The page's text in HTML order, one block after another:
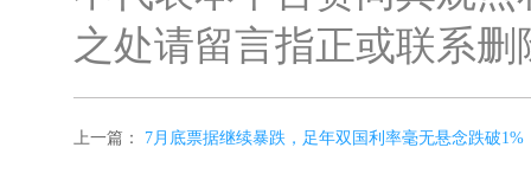
之处请留言指正或联系删
上一篇： 7月底票据继续暴跌，足年双国利率毫无悬念跌破1%